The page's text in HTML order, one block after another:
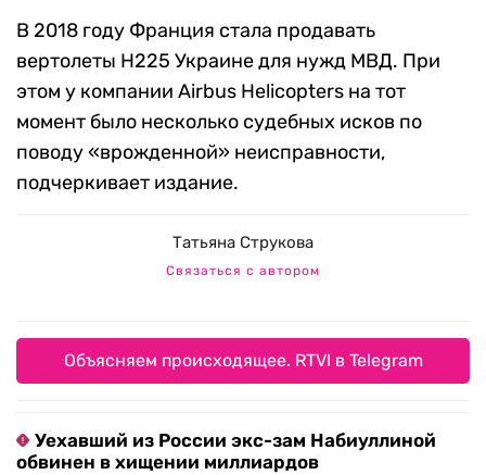
В 2018 году Франция стала продавать
вертолеты H225 Украине для нужд МВД. При
этом у компании Airbus Helicopters на тот
момент было несколько судебных исков по
поводу «врожденной» неисправности,
подчеркивает издание.
Татьяна Струкова
Связаться с автором
Объясняем происходящее. RTVI в Telegram
Уехавший из России экс-зам Набиуллиной
обвинен в хищении миллиардов